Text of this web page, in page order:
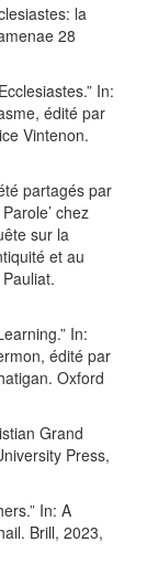
la
28
In:
édité par
Vintenon.
partagés par
chez
sur la
et au
In:
édité par
Oxford
Grand
Press,
In: A
Brill, 2023,